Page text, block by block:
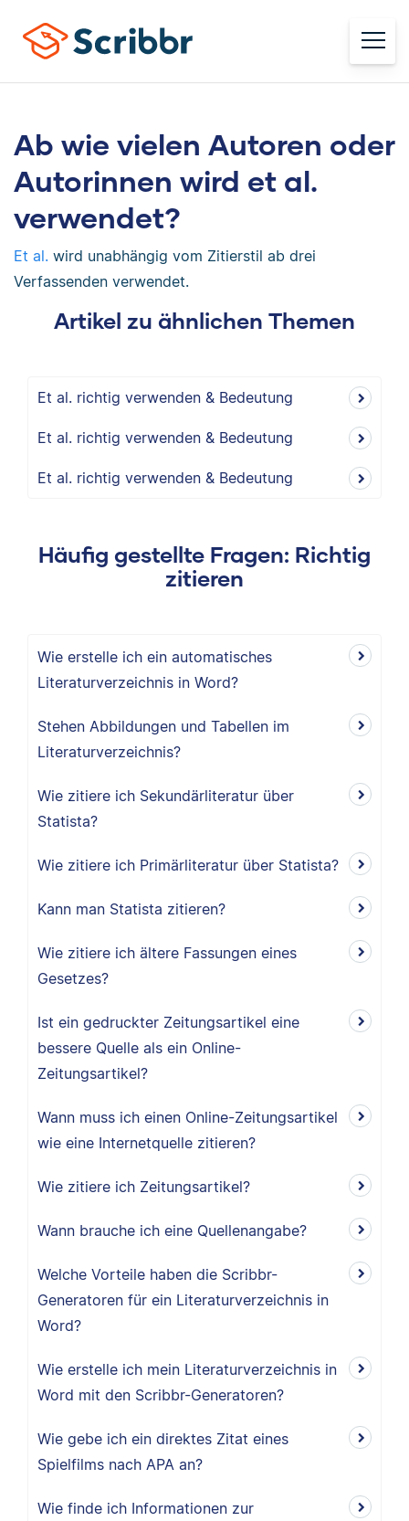
Ab wie vielen Autoren oder
Autorinnen wird et al.
verwendet?
Et al. wird unabhängig vom Zitierstil ab drei
Verfassenden verwendet.
Artikel zu ähnlichen Themen
Et al. richtig verwenden & Bedeutung
Et al. richtig verwenden & Bedeutung
Et al. richtig verwenden & Bedeutung
Häufig gestellte Fragen: Richtig
zitieren
Wie erstelle ich ein automatisches
Literaturverzeichnis in Word?
Stehen Abbildungen und Tabellen im
Literaturverzeichnis?
Wie zitiere ich Sekundärliteratur über
Statista?
Wie zitiere ich Primärliteratur über Statista?
Kann man Statista zitieren?
Wie zitiere ich ältere Fassungen eines
Gesetzes?
Ist ein gedruckter Zeitungsartikel eine
bessere Quelle als ein Online-
Zeitungsartikel?
Wann muss ich einen Online-Zeitungsartikel
wie eine Internetquelle zitieren?
Wie zitiere ich Zeitungsartikel?
Wann brauche ich eine Quellenangabe?
Welche Vorteile haben die Scribbr-
Generatoren für ein Literaturverzeichnis in
Word?
Wie erstelle ich mein Literaturverzeichnis in
Word mit den Scribbr-Generatoren?
Wie gebe ich ein direktes Zitat eines
Spielfilms nach APA an?
Wie finde ich Informationen zur